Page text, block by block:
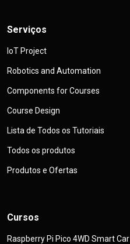
Serviços
IoT Project
Robotics and Automation
Components for Courses
Course Design
Lista de Todos os Tutoriais
Todos os produtos
Produtos e Ofertas
Cursos
Raspberry Pi Pico 4WD Smart Car